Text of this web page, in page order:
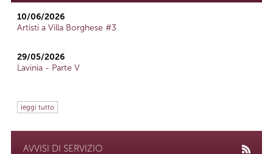
10/06/2026
Artisti a Villa Borghese #3
29/05/2026
Lavinia - Parte V
leggi tutto
AVVISI DI SERVIZIO